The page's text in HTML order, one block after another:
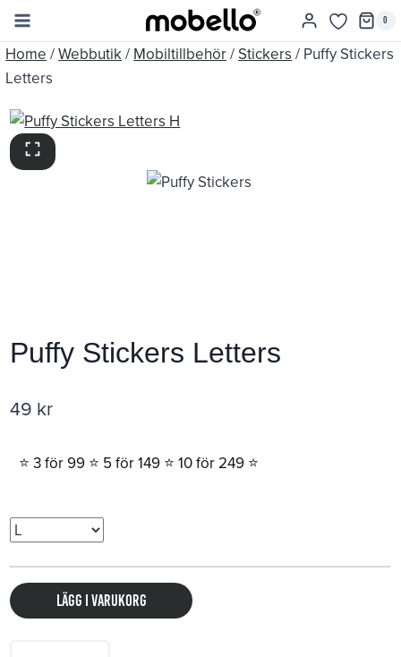
Skip
content
0
Home /Webbutik/ Mobiltillbehör/ Stickers / Puffy Stickers
Letters
Puffy Stickers Letters
49 kr
⭐️ 3 för 99 ⭐️ 5 för 149 ⭐️ 10 för 249 ⭐️
Lägg i varukorg